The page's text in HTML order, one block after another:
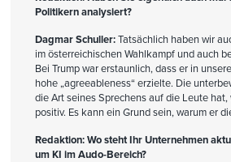
Politikern analysiert?
Dagmar Schuller:Tatsächlich haben wir
im österreichischen Wahlkampf und auch
Bei Trump war erstaunlich, dass er in
hohe „agreeableness“ erzielte. Die
die Art seines Sprechens auf die Leute
positiv. Es kann ein Grund sein, warum er
Redaktion: Wo steht Ihr Unternehmen
um KI im Audo-Bereich?